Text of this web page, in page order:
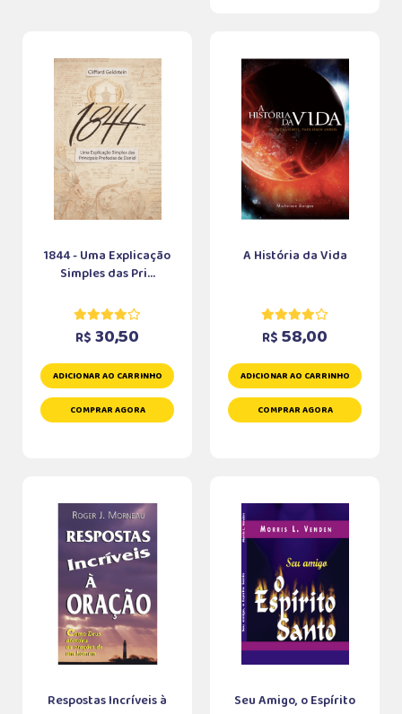
1844 - Uma Explicação
Simples das Pri...
R$ 30,50
ADICIONAR AO CARRINHO
COMPRAR AGORA
A História da Vida
R$ 58,00
ADICIONAR AO CARRINHO
COMPRAR AGORA
Respostas Incríveis à
Seu Amigo, o Espírito